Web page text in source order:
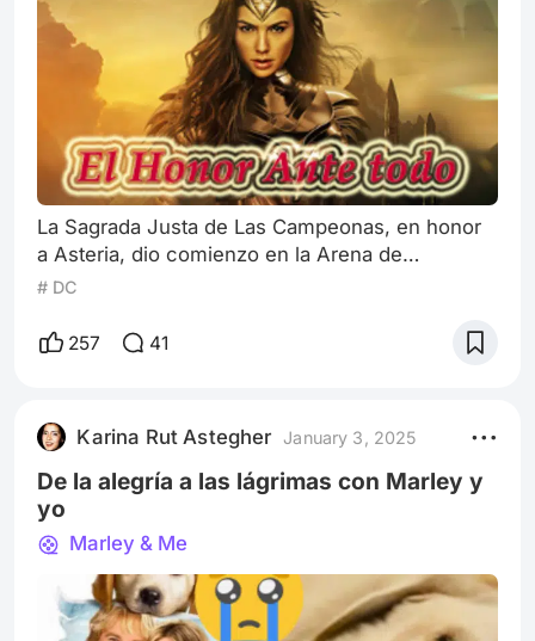
La Sagrada Justa de Las Campeonas, en honor
a Asteria, dio comienzo en la Arena de
Temiscira. Alineadas en la salida, se
habilidosas. Por primera vez entre ellas había
sumó al desafío para probar su valía a la reina
Hipólita, su madre, y a Antíope, la generala del
ejércit
# DC
257 41
Karina Rut Astegher January 3, 2025
De la alegría a las lágrimas con Marley y
yo
Marley & Me